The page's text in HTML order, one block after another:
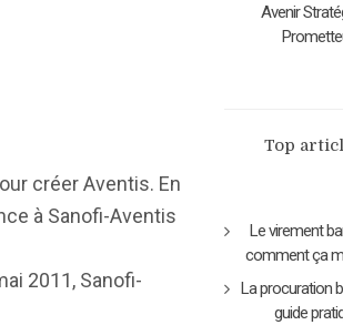
créer Aventis. En
à Sanofi-Aventis
2011, Sanofi-
Avenir
Top
Le virement
comment ça
La procuration
guide